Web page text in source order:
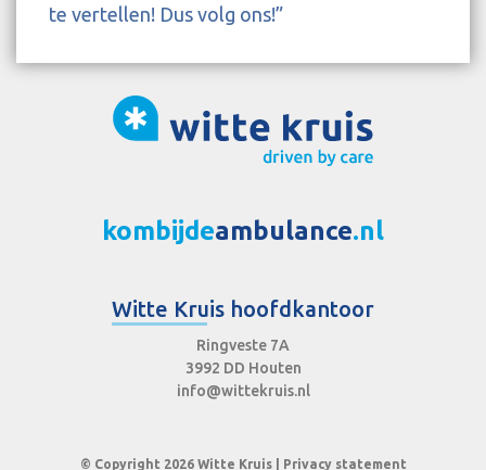
te vertellen! Dus volg ons!”
kombijdeambulance.nl
Witte Kruis hoofdkantoor
Ringveste 7A
3992 DD Houten
info@wittekruis.nl
© Copyright 2026 Witte Kruis | Privacy statement